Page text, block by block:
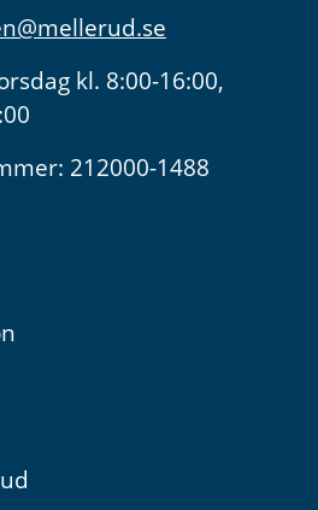
kl. 8:00-16:00,
212000-1488